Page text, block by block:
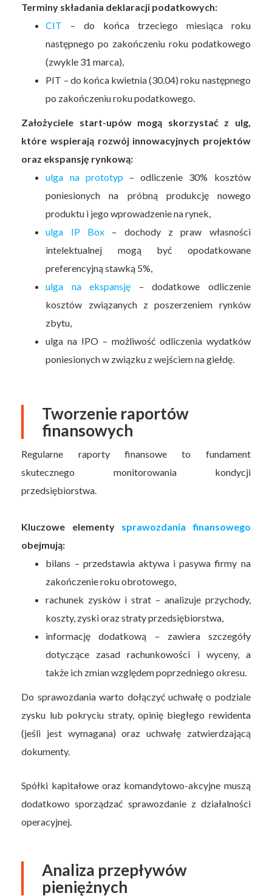
Terminy składania deklaracji podatkowych:
CIT – do końca trzeciego miesiąca roku
następnego po zakończeniu roku podatkowego
(zwykle 31 marca),
PIT – do końca kwietnia (30.04) roku następnego
po zakończeniu roku podatkowego.
Założyciele start-upów mogą skorzystać z ulg,
które wspierają rozwój innowacyjnych projektów
oraz ekspansję rynkową:
ulga na prototyp– odliczenie 30% kosztów
poniesionych na próbną produkcję nowego
produktu i jego wprowadzenie na rynek,
ulga IP Box – dochody z praw własności
intelektualnej mogą być opodatkowane
preferencyjną stawką 5%,
ulga na ekspansję – dodatkowe odliczenie
kosztów związanych z poszerzeniem rynków
zbytu,
ulga na IPO – możliwość odliczenia wydatków
poniesionych w związku z wejściem na giełdę.
Tworzenie raportów
finansowych
Regularne raporty finansowe to fundament
skutecznego monitorowania kondycji
przedsiębiorstwa.
Kluczowe elementy sprawozdania finansowego
obejmują:
bilans – przedstawia aktywa i pasywa firmy na
zakończenie roku obrotowego,
rachunek zysków i strat – analizuje przychody,
koszty, zyski oraz straty przedsiębiorstwa,
informację dodatkową – zawiera szczegóły
dotyczące zasad rachunkowości i wyceny, a
także ich zmian względem poprzedniego okresu.
Do sprawozdania warto dołączyć uchwałę o podziale
zysku lub pokryciu straty, opinię biegłego rewidenta
(jeśli jest wymagana) oraz uchwałę zatwierdzającą
dokumenty.
Spółki kapitałowe oraz komandytowo-akcyjne muszą
dodatkowo sporządzać sprawozdanie z działalności
operacyjnej.
Analiza przepływów
pieniężnych